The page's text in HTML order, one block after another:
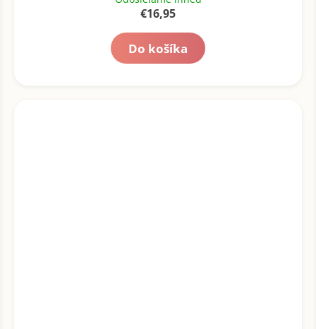
€16,95
Do košíka